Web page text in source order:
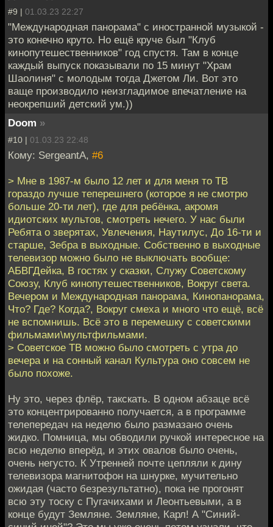
#9 | 01.03.23 22:27
"Международная панорама" с иностранной музыкой -
это конечно круто. Но ещё круче был "Клуб
кинопутешественников" год спустя. Там в конце
каждый выпуск показывали по 15 минут "Храм
Шаолиня" с молодым тогда Джетом Ли. Вот это
ваще производило неизгладимое впечатление на
неокрепший детский ум.))
Doom »
#10 | 01.03.23 22:48
Кому: SergeantA, #6
> Мне в 1987-м было 12 лет и для меня то ТВ
гораздо лучше теперешнего (которое я не смотрю
больше 20-ти лет), где для ребёнка, акромя
идиотских мультов, смотреть нечего. У нас были
Ребята о зверятах, Увлечения, Наутилус, До 16-ти и
старше, Зебра в выходные. Собственно в выходные
телевизор можно было не выключать вообще:
АБВГДейка, В гостях у сказки, Служу Советскому
Союзу, Клуб кинопутешественников, Вокруг света.
Вечером и Международная панорама, Кинопанорама,
Что? Где? Когда?, Вокруг смеха и много что ещё, всё
не вспомнишь. Всё это в перемешку с советскими
фильмами\мультфильмами.
> Советское ТВ можно было смотреть с утра до
вечера и на сонный канал Культура оно совсем не
было похоже.
Ну это, через флёр, такскать. В одном абзаце всё
это концентрированно получается, а в программе
телепередач на неделю было размазано очень
жидко. Помница, мы обводили ручкой интересное на
всю неделю вперёд, и этих овалов было очень,
очень негусто. К Утренней почте цепляли к дину
телевизора магнитофон на шнурке, мучительно
ожидая (часто безрезультатно), пока не прогонят
всю эту тоску с Пугачихами и Леонтьевыми, а в
конце будут Земляне. Земляне, Карл! А "Синий-